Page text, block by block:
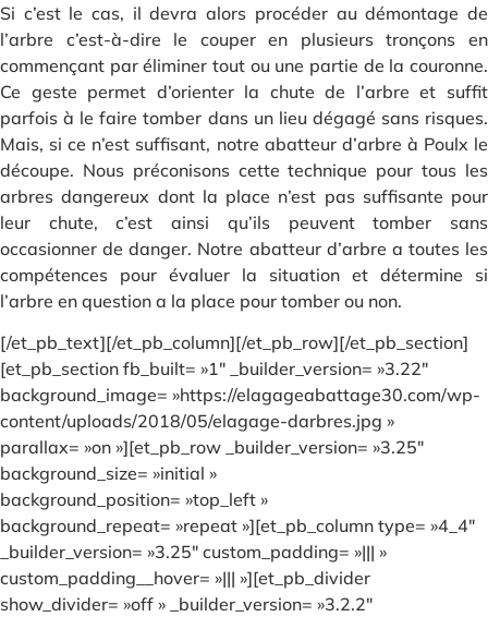
Si c’est le cas, il devra alors procéder au démontage de
l’arbre c’est-à-dire le couper en plusieurs tronçons en
commençant par éliminer tout ou une partie de la couronne.
Ce geste permet d’orienter la chute de l’arbre et suffit
parfois à le faire tomber dans un lieu dégagé sans risques.
Mais, si ce n’est suffisant, notre abatteur d’arbre à Poulx le
découpe. Nous préconisons cette technique pour tous les
arbres dangereux dont la place n’est pas suffisante pour
leur chute, c’est ainsi qu’ils peuvent tomber sans
occasionner de danger. Notre abatteur d’arbre a toutes les
compétences pour évaluer la situation et détermine si
l’arbre en question a la place pour tomber ou non.
[/et_pb_text][/et_pb_column][/et_pb_row][/et_pb_section]
[et_pb_section fb_built= »1″ _builder_version= »3.22″
background_image= »https://elagageabattage30.com/wp-
content/uploads/2018/05/elagage-darbres.jpg »
parallax= »on »][et_pb_row _builder_version= »3.25″
background_size= »initial »
background_position= »top_left »
background_repeat= »repeat »][et_pb_column type= »4_4″
_builder_version= »3.25″ custom_padding= »||| »
custom_padding__hover= »||| »][et_pb_divider
show_divider= »off » _builder_version= »3.2.2″